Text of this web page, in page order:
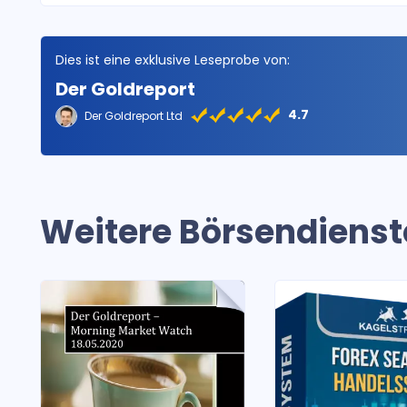
Dies ist eine exklusive Leseprobe von:
Der Goldreport
Der Goldreport Ltd 4.7
Weitere